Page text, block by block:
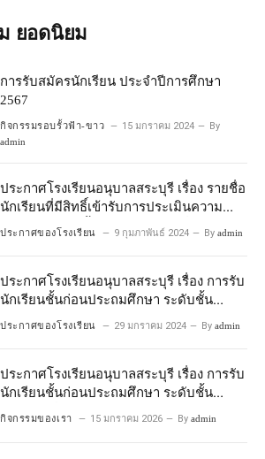
ยอดนิยม
การรับสมัครนักเรียน ประจำปีการศึกษา
2567
กิจกรรมรอบรั้วฟ้า-ขาว 15 มกราคม 2024 By
admin
ประกาศโรงเรียนอนุบาลสระบุรี เรื่อง รายชื่อ
นักเรียนที่มีสิทธิ์เข้ารับการประเมินความ
พร้อมเข้าเรียนชั้นประถมศึกษาปีที่ 1
ประกาศของโรงเรียน 9 กุมภาพันธ์ 2024 By admin
ประกาศโรงเรียนอนุบาลสระบุรี เรื่อง การรับ
นักเรียนชั้นก่อนประถมศึกษา ระดับชั้น
ประกาศของโรงเรียน 29 มกราคม 2024 By admin
ประกาศโรงเรียนอนุบาลสระบุรี เรื่อง การรับ
นักเรียนชั้นก่อนประถมศึกษา ระดับชั้น
อนุบาลปีที่ ๒ ประจำปีการศึกษา ๒๕๖๙
กิจกรรมของเรา 15 มกราคม 2026 By admin